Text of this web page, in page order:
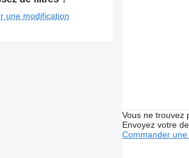
une modification
Vous ne trouvez
Envoyez votre
Commander